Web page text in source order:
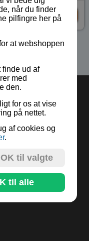
KØB
under 75 kr
i dag fredag.
500,-.
når du finder
pilfingre her på
at webshoppen
ud af
med
den.
for os at vise
på nettet.
af cookies og
.
OK til valgte
til alle